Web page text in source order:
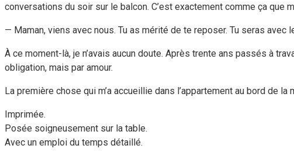
conversations du soir sur le balcon. C’est exactement comme ça que
— Maman, viens avec nous. Tu as mérité de te reposer. Tu seras avec
À ce moment-là, je n’avais aucun doute. Après trente ans passés à
obligation, mais par amour.
La première chose qui m’a accueillie dans l’appartement au bord de la
Imprimée.
Posée soigneusement sur la table.
Avec un emploi du temps détaillé.